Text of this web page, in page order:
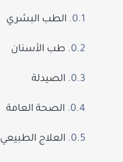
الطب البشري
طب الأسنان
الصيدلة
الصحة العامة
العلاج الطبيعي